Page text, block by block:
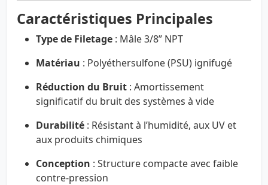
Caractéristiques Principales
Type de Filetage : Mâle 3/8” NPT
Matériau : Polyéthersulfone (PSU) ignifugé
Réduction du Bruit : Amortissement
significatif du bruit des systèmes à vide
Durabilité : Résistant à l’humidité, aux UV et
aux produits chimiques
Conception : Structure compacte avec faible
contre-pression